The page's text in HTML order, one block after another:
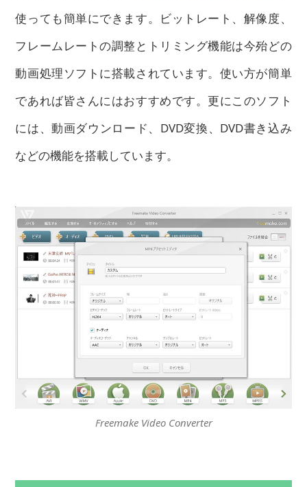
使っても簡単にできます。ビットレート、解像度、
フレームレートの調整とトリミング機能は今殆どの
動画処理ソフトに搭載されています。使い方が簡単
であれば皆さんにはおすすめです。更にこのソフト
には、動画ダウンロード、DVD変換、DVD書き込み
などの機能を搭載しています。
Freemake Video Converter